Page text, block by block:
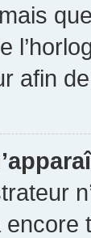
mais
afin